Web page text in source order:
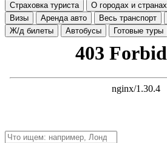
Страховка туриста О городах и странах
Визы
Аренда авто Весь транспорт
Ж/д билеты
Автобусы Готовые туры